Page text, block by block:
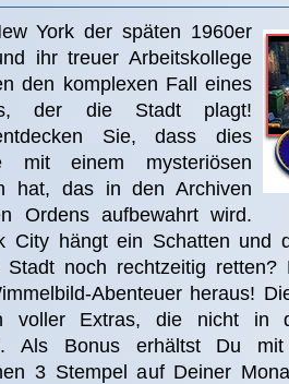
York der späten 1960er
ihr treuer Arbeitskollege
den komplexen Fall eines
der die Stadt plagt!
Sie, dass dies
mit einem mysteriösen
hat, das in den Archiven
Ordens aufbewahrt wird.
City hängt ein Schatten und
noch rechtzeitig
Abenteuer heraus!
voller Extras, die nicht in
Als Bonus erhältst Du
3 Stempel auf Deiner